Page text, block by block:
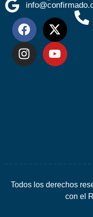
Todos los derechos
con el